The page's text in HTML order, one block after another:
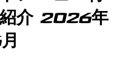
介 2026年